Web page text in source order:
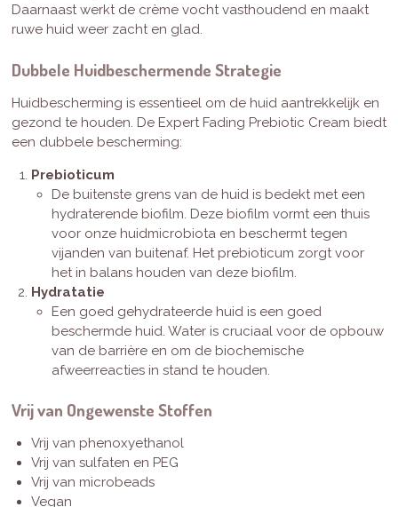
Daarnaast werkt de crème vocht vasthoudend en maakt
ruwe huid weer zacht en glad.
Dubbele Huidbeschermende Strategie
Huidbescherming is essentieel om de huid aantrekkelijk en
gezond te houden. De Expert Fading Prebiotic Cream biedt
een dubbele bescherming:
Prebioticum
De buitenste grens van de huid is bedekt met een
hydraterende biofilm. Deze biofilm vormt een thuis
voor onze huidmicrobiota en beschermt tegen
vijanden van buitenaf. Het prebioticum zorgt voor
het in balans houden van deze biofilm.
Hydratatie
Een goed gehydrateerde huid is een goed
beschermde huid. Water is cruciaal voor de opbouw
van de barrière en om de biochemische
afweerreacties in stand te houden.
Vrij van Ongewenste Stoffen
Vrij van phenoxyethanol
Vrij van sulfaten en PEG
Vrij van microbeads
Vegan